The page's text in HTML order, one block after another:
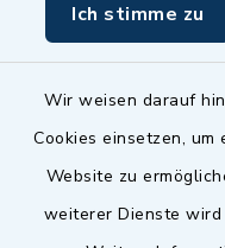
Ich stimme zu
Wir weisen darauf
Cookies einsetzen,
Website zu
weiterer Dienste
inixmedia GmbH